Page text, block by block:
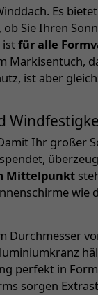
Es
Sie Ihren
istfür alle
Markisentuch,
ist aber
Ihr großer
Mittelpunkt
wie
perfekt in
sorgen